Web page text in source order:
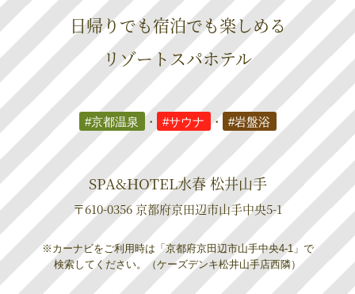
日帰りでも宿泊でも楽しめる
リゾートスパホテル
#京都温泉 ・ #サウナ ・ #岩盤浴
SPA&HOTEL水春 松井山手
〒610-0356 京都府京田辺市山手中央5-1
※カーナビをご利用時は「京都府京田辺市山手中央4-1」で
検索してください。（ケーズデンキ松井山手店西隣）